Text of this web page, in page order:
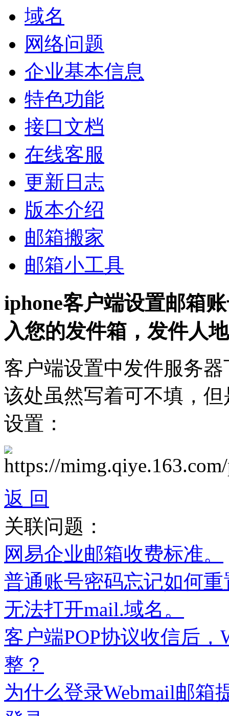
域名
网络问题
企业基本信息
特色功能
接口文档
在线客服
更新日志
版本介绍
邮箱搬家
邮箱小工具
iphone客户端设置邮箱
入您的发件箱，发件人
客户端设置中发件服务
该处虽然写着可不填，
设置：
返 回
关联问题：
网易企业邮箱收费标准。
普通账号密码忘记如何重
无法打开mail.域名。
客户端POP协议收信后
整？
为什么登录Webmail邮箱